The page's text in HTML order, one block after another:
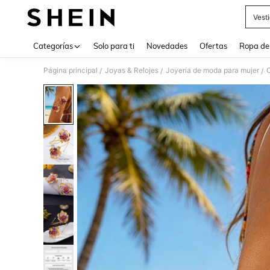
Categorías Solo para ti Novedades Ofertas Ropa
Página principal / Joyas & Relojes / Joyería de moda para mujer /